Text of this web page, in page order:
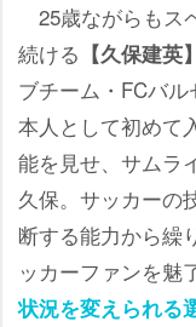
25歳ながらもス
続ける 【久保建英】
ブチーム・FCバ
本人として初めて
能を見せ、サムラ
久保。サッカーの
断する能力から繰
ッカーファンを魅
状況を変えられる